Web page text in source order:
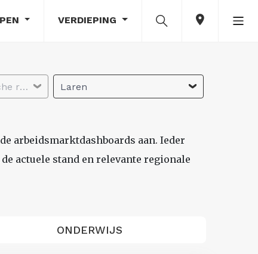
VERDIEPING
Selecteer economische regio Laren
arbeidsmarktdashboards aan. Ieder
actuele stand en relevante regionale
ONDERWIJS